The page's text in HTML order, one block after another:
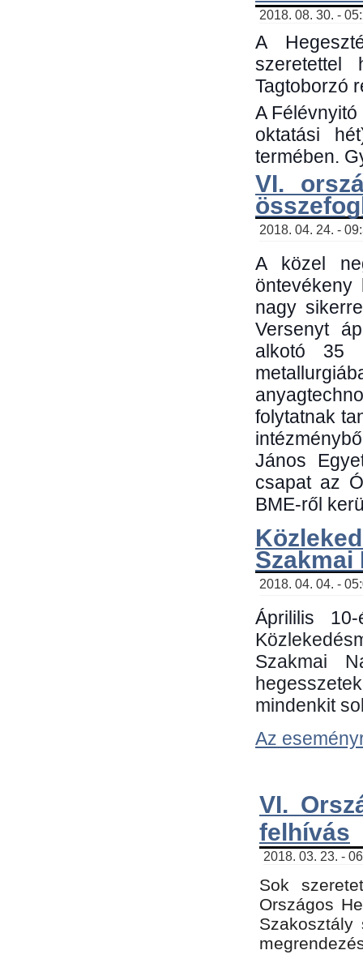
2018. 08. 30. -
A
szeretettel
Tagtoborzó
A
oktatási
termében.
VI.
2018. 04. 24. -
A közel
nagy
Versenyt
alkotó 35
folytatnak
János
csapat az
BME-ről
Szakmai
2018. 04. 04. -
Áprililis
Szakmai
mindenkit
Az
VI.
felhívás
2018. 03. 23. -
Sok
Országos